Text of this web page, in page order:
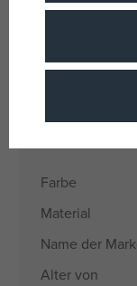
g.com
Parameter
Farbe
Material
Name der
Alter von